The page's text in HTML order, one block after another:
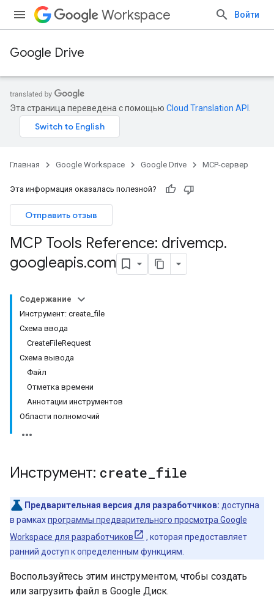
Workspace Войти
Google Drive
Эта страница переведена с помощью Cloud Translation API
Главная Google Workspace Google Drive MCP-сервер
Эта информация оказалась полезной?
Отправить отзыв
MCP Tools Reference: drivemcp.
googleapis.com
Содержание
Инструмент: create_file
Схема ввода
CreateFileRequest
Схема вывода
Файл
Отметка времени
Аннотации инструментов
Области полномочий
Инструмент: create file
Предварительная версия для разработчиков: доступна
в рамкахпрограммы предварительного просмотра Google
Workspace для разработчиков
, которая предоставляет
ранний доступ к определенным функциям.
Воспользуйтесь этим инструментом, чтобы создать
или загрузить файл в Google Диск.